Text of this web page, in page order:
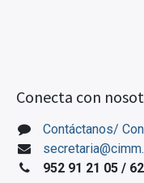
Conecta con
Contáctanos/
952 91 21 05 /